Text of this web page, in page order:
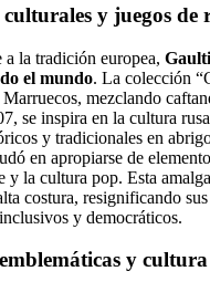
y juegos de
la tradición europea,
el mundo. La colección
mezclando
se inspira en la cultura
y tradicionales en
en apropiarse de
y la cultura pop. Esta
costura, resignificando
y democráticos.
y